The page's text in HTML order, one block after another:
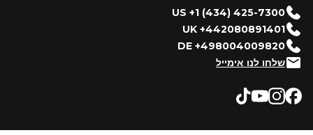
US +1 (434) 425-7300
UK +442080891401
DE +498004009820
שלחו לנו אימייל